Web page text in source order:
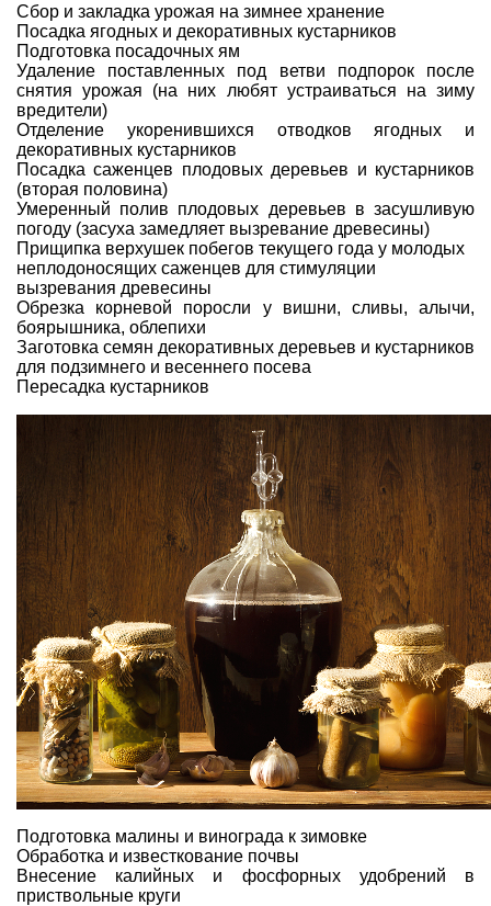
Сбор и закладка урожая на зимнее хранение
Посадка ягодных и декоративных кустарников
Подготовка посадочных ям
Удаление поставленных под ветви подпорок после
снятия урожая (на них любят устраиваться на зиму
вредители)
Отделение укоренившихся отводков ягодных и
декоративных кустарников
Посадка саженцев плодовых деревьев и кустарников
(вторая половина)
Умеренный полив плодовых деревьев в засушливую
погоду (засуха замедляет вызревание древесины)
Прищипка верхушек побегов текущего года у молодых
неплодоносящих саженцев для стимуляции
вызревания древесины
Обрезка корневой поросли у вишни, сливы, алычи,
боярышника, облепихи
Заготовка семян декоративных деревьев и кустарников
для подзимнего и весеннего посева
Пересадка кустарников
Подготовка малины и винограда к зимовке
Обработка и известкование почвы
Внесение калийных и фосфорных удобрений в
приствольные круги